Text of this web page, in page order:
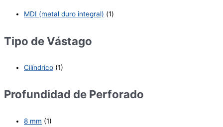
MDI (metal duro integral) (1)
Tipo de Vástago
Cilíndrico (1)
Profundidad de Perforado
8 mm (1)